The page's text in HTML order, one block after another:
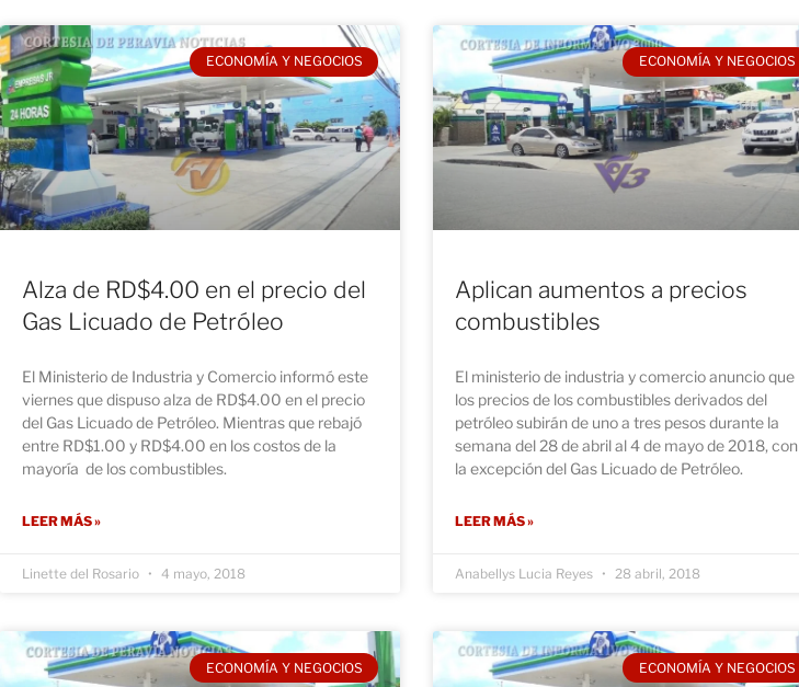
ECONOMÍA Y NEGOCIOS
Alza de RD$4.00 en el precio del
Gas Licuado de Petróleo
El Ministerio de Industria y Comercio informó este
viernes que dispuso alza de RD$4.00 en el precio
del Gas Licuado de Petróleo. Mientras que rebajó
entre RD$1.00 y RD$4.00 en los costos de la
mayoría de los combustibles.
LEER MÁS »
Linette del Rosario 4 mayo, 2018
ECONOMÍA Y NEGOCIOS
Aplican aumentos a precios
combustibles
El ministerio de industria y comercio anuncio que
los precios de los combustibles derivados del
petróleo subirán de uno a tres pesos durante la
semana del 28 de abril al 4 de mayo de 2018, con
la excepción del Gas Licuado de Petróleo.
LEER MÁS »
Anabellys Lucia Reyes 28 abril, 2018
ECONOMÍA Y NEGOCIOS ECONOMÍA Y NEGOCIOS